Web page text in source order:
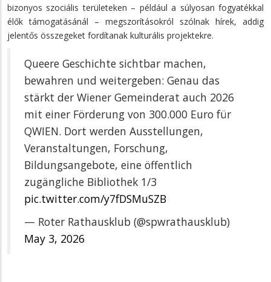
bizonyos szociális területeken – például a súlyosan fogyatékkal
élők támogatásánál – megszorításokról szólnak hírek, addig
jelentős összegeket fordítanak kulturális projektekre.
Queere Geschichte sichtbar machen,
bewahren und weitergeben: Genau das
stärkt der Wiener Gemeinderat auch 2026
mit einer Förderung von 300.000 Euro für
QWIEN. Dort werden Ausstellungen,
Veranstaltungen, Forschung,
Bildungsangebote, eine öffentlich
zugängliche Bibliothek 1/3
pic.twitter.com/y7fDSMuSZB
— Roter Rathausklub (@spwrathausklub)
May 3, 2026